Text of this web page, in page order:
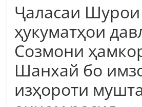
Ҷаласаи
ҳукуматҳои
Созмони
Шанхай бо
изҳороти